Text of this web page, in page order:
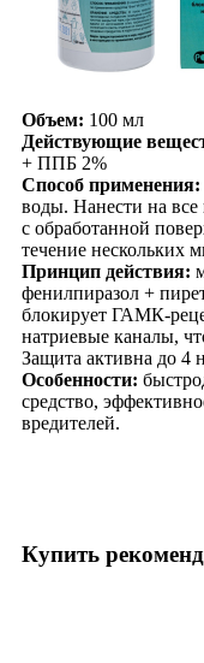
Объем: 100 мл
Действующие
+ ППБ 2%
Способ применения:
воды. Нанести на
с обработанной
течение нескольких
Принцип действия:
фенилпиразол +
блокирует ГАМК-
натриевые каналы,
Защита активна до 4
Особенности:
средство,
вредителей.
Купить